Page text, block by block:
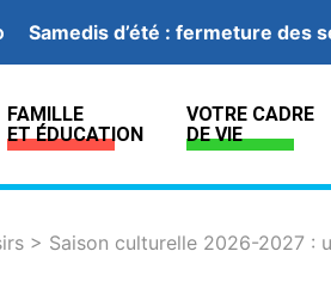
Samedis d’été : fermeture des
FAMILLE
ET ÉDUCATION
VOTRE CADRE
DE VIE
> Saison culturelle 2026-2027 :